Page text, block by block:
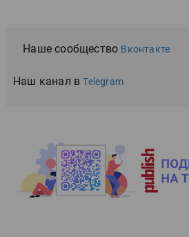
Наше сообщество Вконтакте
Наш канал вTelegram